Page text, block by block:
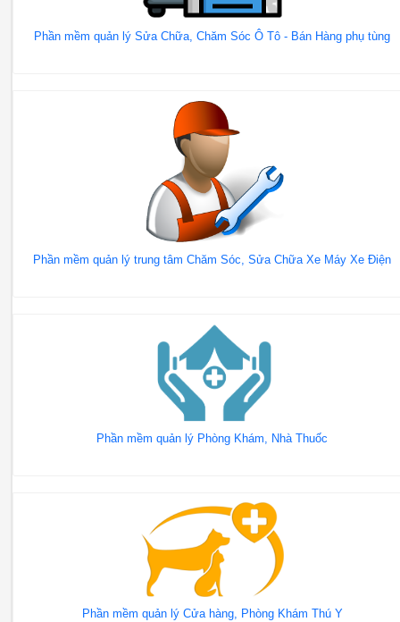
Phần mềm quản lý Sửa Chữa, Chăm Sóc Ô Tô - Bán Hàng phụ tùng
Phần mềm quản lý trung tâm Chăm Sóc, Sửa Chữa Xe Máy Xe Điện
Phần mềm quản lý Phòng Khám, Nhà Thuốc
Phần mềm quản lý Cửa hàng, Phòng Khám Thú Y